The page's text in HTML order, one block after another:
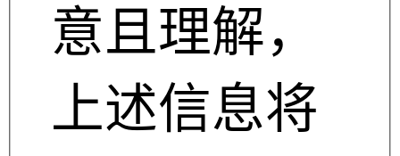
意且理解，
上述信息将